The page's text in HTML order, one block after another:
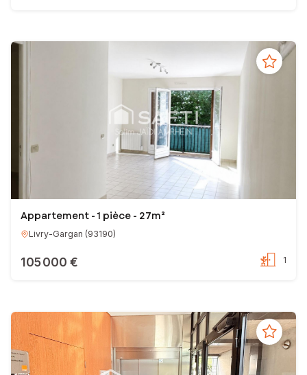
Appartement - 1 pièce - 27m²
Livry-Gargan (93190)
105 000 € 1